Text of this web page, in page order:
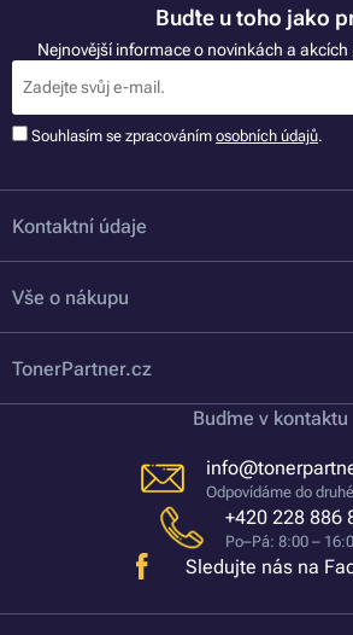
Buďte u toho jako
Nejnovější informace o novinkách a
Souhlasím se zpracováním osobních údajů.
Kontaktní údaje
Vše o nákupu
TonerPartner.cz
Buďme v kontaktu
Odpovídáme do
+420 228 886
Po–Pá: 8:00 –
Sledujte nás na